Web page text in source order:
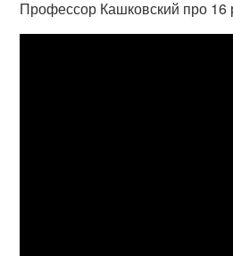
Профессор Кашковский про 16